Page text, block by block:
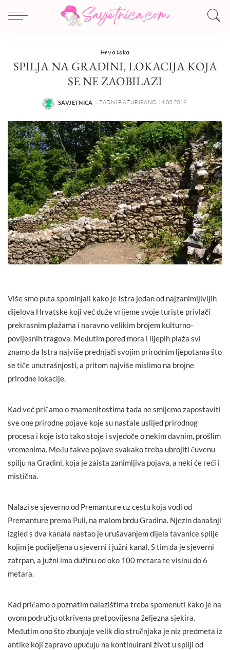
Hrvatska
SPILJA NA GRADINI, LOKACIJA KOJA
SE NE ZAOBILAZI
POSTED
SAVJETNICA ZADNJE AŽURIRANO 14.03.2019.
Više smo puta spominjali kako je Istra jedan od najzanimljivijih
dijelova Hrvatske koji već duže vrijeme svoje turiste privlači
prekrasnim plažama i naravno velikim brojem kulturno-
povijesnih tragova. Međutim pored mora i lijepih plaža svi
znamo da Istra najviše prednjači svojim prirodnim ljepotama što
se tiče unutrašnjosti, a pritom najviše mislimo na brojne
prirodne lokacije.
Kad već pričamo o znamenitostima tada ne smijemo zapostaviti
sve one prirodne pojave koje su nastale uslijed prirodnog
procesa i koje isto tako stoje i svjedoče o nekim davnim, prošlim
vremenima. Među takve pojave svakako treba ubrojiti čuvenu
spilju na Gradini, koja je zaista zanimljiva pojava, a neki će reći i
mistična.
Nalazi se sjeverno od Premanture uz cestu koja vodi od
Premanture prema Puli, na malom brdu Gradina. Njezin današnji
izgled s dva kanala nastao je urušavanjem dijela tavanice spilje
kojim je podijeljena u sjeverni i južni kanal. S tim da je sjeverni
zatrpan, a južni ima dužinu od oko 100 metara te visinu do 6
metara.
Kad pričamo o poznatim nalazištima treba spomenuti kako je na
ovom području otkrivena pretpovijesna željezna sjekira.
Međutim ono što zbunjuje velik dio stručnjaka je niz predmeta iz
antike koji zapravo upućuju na kontinuirani život u spilji od